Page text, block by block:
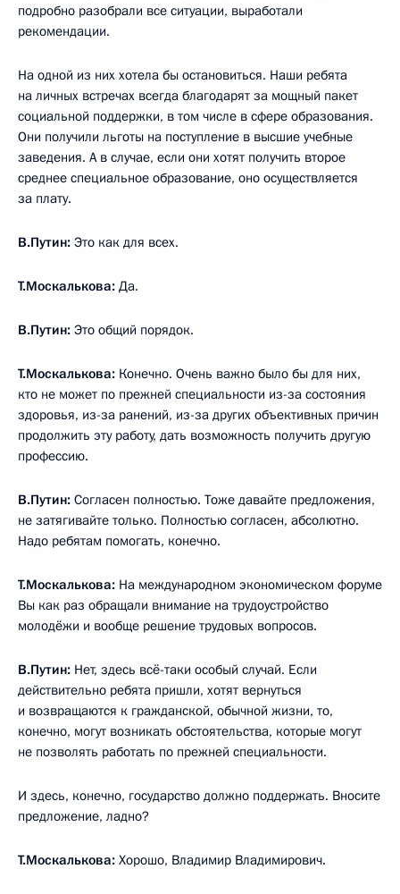
подробно разобрали все ситуации, выработали
рекомендации.
На одной из них хотела бы остановиться. Наши ребята
на личных встречах всегда благодарят за мощный пакет
социальной поддержки, в том числе в сфере образования.
Они получили льготы на поступление в высшие учебные
заведения. А в случае, если они хотят получить второе
среднее специальное образование, оно осуществляется
за плату.
В.Путин: Это как для всех.
Т.Москалькова: Да.
В.Путин: Это общий порядок.
Т.Москалькова: Конечно. Очень важно было бы для них,
кто не может по прежней специальности из-за состояния
здоровья, из-за ранений, из-за других объективных причин
продолжить эту работу, дать возможность получить другую
профессию.
В.Путин: Согласен полностью. Тоже давайте предложения,
не затягивайте только. Полностью согласен, абсолютно.
Надо ребятам помогать, конечно.
Т.Москалькова: На международном экономическом форуме
Вы как раз обращали внимание на трудоустройство
молодёжи и вообще решение трудовых вопросов.
В.Путин: Нет, здесь всё-таки особый случай. Если
действительно ребята пришли, хотят вернуться
и возвращаются к гражданской, обычной жизни, то,
конечно, могут возникать обстоятельства, которые могут
не позволять работать по прежней специальности.
И здесь, конечно, государство должно поддержать. Вносите
предложение, ладно?
Т.Москалькова: Хорошо, Владимир Владимирович.